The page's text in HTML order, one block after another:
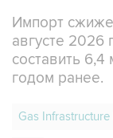
Импорт
августе 2026
составить 6,4
годом ранее.
Gas